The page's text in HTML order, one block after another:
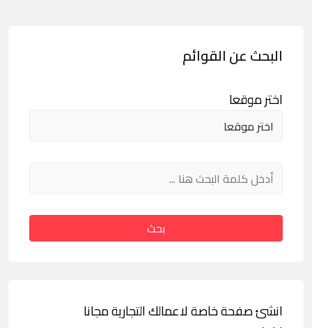
البحث عن القوائم
اختر موقعا
بحث
انشئ صفحة خاصة لاعمالك التجارية مجانا